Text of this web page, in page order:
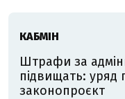
КАБМІН
Штрафи за
підвищать: уряд
законопроєкт